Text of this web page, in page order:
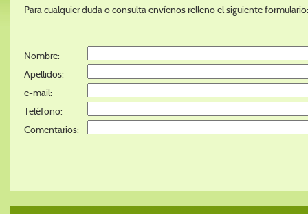
Para cualquier duda o consulta envíenos relleno el siguiente formulario:
Nombre:
Apellidos:
e-mail:
Teléfono:
Comentarios: